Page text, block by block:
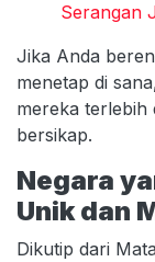
Serangan
Jika Anda
menetap di
mereka terlebih
bersikap.
Negara
Unik dan
Dikutip dari